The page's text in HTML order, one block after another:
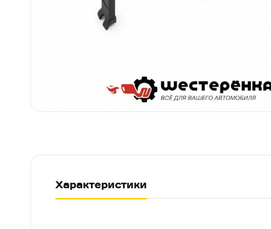
Характеристики